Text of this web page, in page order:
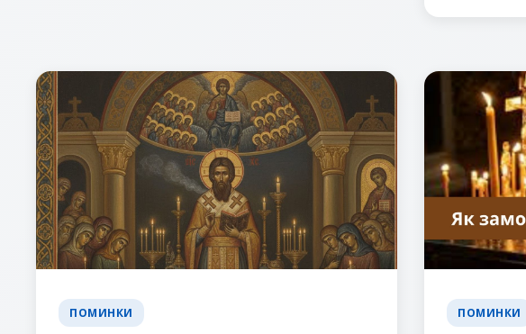
інструмент
разом із
ПОМИНКИ ПОМИНКИ